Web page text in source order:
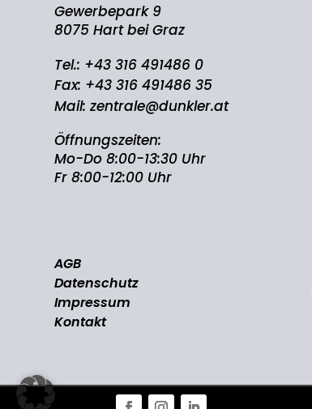
Gewerbepark 9
8075 Hart bei Graz
Tel.: +43 316 491486 0
Fax: +43 316 491486 35
Mail:zentrale@dunkler.at
Öffnungszeiten:
Mo-Do 8:00-13:30 Uhr
Fr 8:00-12:00 Uhr
AGB
Datenschutz
Impressum
Kontakt